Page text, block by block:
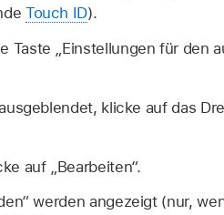
Touch ID).
Taste „Einstellungen für den
klicke auf das
auf „Bearbeiten“.
werden angezeigt (nur,